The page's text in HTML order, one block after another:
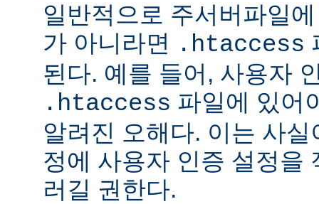
일반적으로 주서버파일
가 아니라면 .htaccess
된다. 예를 들어, 사용자
.htaccess 파일에 있어
알려진 오해다. 이는 사
정에 사용자 인증 설정을
러길 권한다.